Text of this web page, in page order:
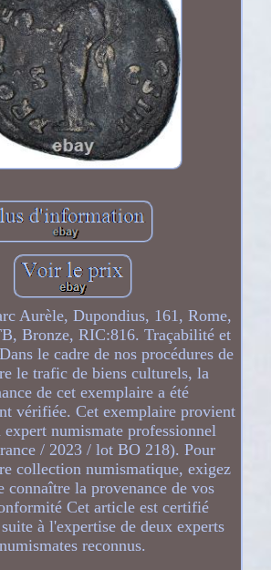
Aurèle, Dupondius, 161, Rome,
Bronze, RIC:816. Traçabilité et
le cadre de nos procédures de
le trafic de biens culturels, la
de cet exemplaire a été
vérifiée. Cet exemplaire provient
expert numismate professionnel
/ 2023 / lot BO 218). Pour
collection numismatique, exigez
connaître la provenance de vos
Cet article est certifié
à l'expertise de deux experts
numismates reconnus.